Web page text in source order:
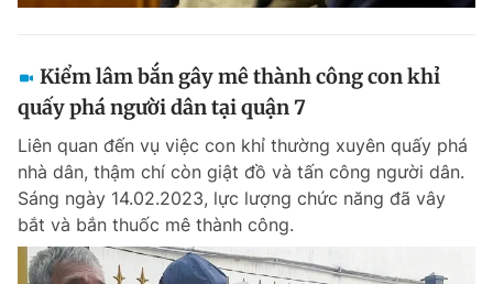
Kiểm lâm bắn gây mê thành công con khỉ
quấy phá người dân tại quận 7
Liên quan đến vụ việc con khỉ thường xuyên quấy phá
nhà dân, thậm chí còn giật đồ và tấn công người dân.
Sáng ngày 14.02.2023, lực lượng chức năng đã vây
bắt và bắn thuốc mê thành công.